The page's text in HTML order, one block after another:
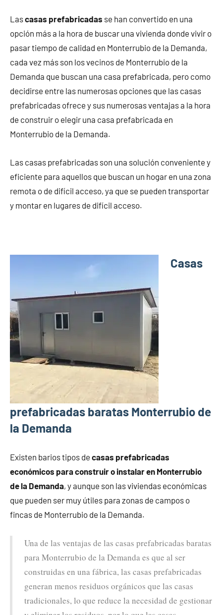
Lascasas prefabricadas se han convertido en una
opción más a la hora de buscar una vivienda donde vivir o
pasar tiempo de calidad en Monterrubio de la Demanda,
cada vez más son los vecinos de Monterrubio de la
Demanda que buscan una casa prefabricada, pero como
decidirse entre las numerosas opciones que las casas
prefabricadas ofrece y sus numerosas ventajas a la hora
de construir o elegir una casa prefabricada en
Monterrubio de la Demanda.
Las casas prefabricadas son una solución conveniente y
eficiente para aquellos que buscan un hogar en una zona
remota o de difícil acceso, ya que se pueden transportar
y montar en lugares de difícil acceso.
Casas
prefabricadas baratas Monterrubio de
la Demanda
Existen barios tipos de casas prefabricadas
económicos para construir o instalar en Monterrubio
de la Demanda, y aunque son las viviendas económicas
que pueden ser muy útiles para zonas de campos o
fincas de Monterrubio de la Demanda.
Una de las ventajas de las casas prefabricadas baratas
para Monterrubio de la Demanda es que al ser
construidas en una fábrica, las casas prefabricadas
generan menos residuos orgánicos que las casas
tradicionales, lo que reduce la necesidad de gestionar